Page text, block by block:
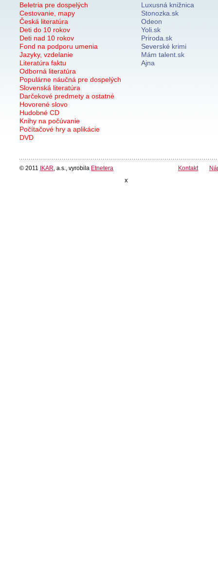
Beletria pre dospelých
Cestovanie, mapy
Česká literatúra
Deti do 10 rokov
Deti nad 10 rokov
Fond na podporu umenia
Jazyky, vzdelanie
Literatúra faktu
Odborná literatúra
Populárne náučná pre dospelých
Slovenská literatúra
Darčekové predmety a ostatné
Hovorené slovo
Hudobné CD
Knihy na počúvanie
Počítačové hry a aplikácie
DVD
Luxusná knižnica
Stonozka.sk
Odeon
Yoli.sk
Priroda.sk
Severské krimi
Mám talent.sk
Ajna
© 2011 IKAR , a.s., vyrobila Etnetera Kontakt
x